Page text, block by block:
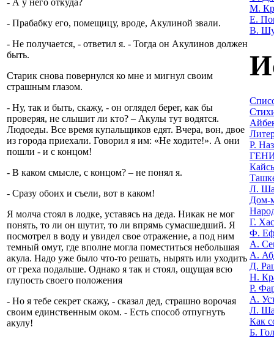
- А у него откуда?
- Прабабку его, помещицу, вроде, Акулиной звали.
- Не получается, - ответил я. - Тогда он Акулинов должен
быть.
Старик снова повернулся ко мне и мигнул своим
страшным глазом.
- Ну, так и быть, скажу, - он оглядел берег, как бы
проверяя, не слышит ли кто? – Акулы тут водятся.
Людоеды. Все время купальщиков едят. Вчера, вон, двое
из города приехали. Говорил я им: «Не ходите!». А они
пошли - и с концом!
- В каком смысле, с концом? – не понял я.
- Сразу обоих и съели, вот в каком!
Я молча стоял в лодке, уставясь на деда. Никак не мог
понять, то ли он шутит, то ли впрямь сумасшедший. Я
посмотрел в воду и увидел свое отражение, а под ним
темный омут, где вполне могла поместиться небольшая
акула. Надо уже было что-то решать, нырять или уходить
от греха подальше. Однако я так и стоял, ощущая всю
глупость своего положения
- Но я тебе секрет скажу, - сказал дед, страшно ворочая
своим единственным оком. - Есть способ отпугнуть
акулу!
М.
Е.
В.
Р.
Л.
Дом-
Г.
Ф.
А.
А.
Д.
Н.
Р.
А.
Л.
Как
Б.